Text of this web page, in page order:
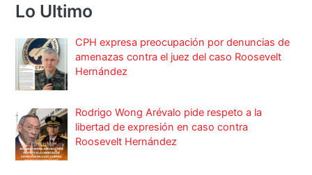
Lo Ultimo
CPH expresa preocupación por denuncias de
amenazas contra el juez del caso Roosevelt
Hernández
Rodrigo Wong Arévalo pide respeto a la
libertad de expresión en caso contra
Roosevelt Hernández